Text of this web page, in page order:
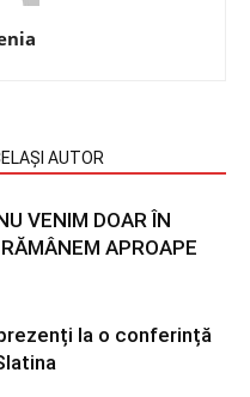
AUTOR
VENIM DOAR ÎN
APROAPE
la o conferință